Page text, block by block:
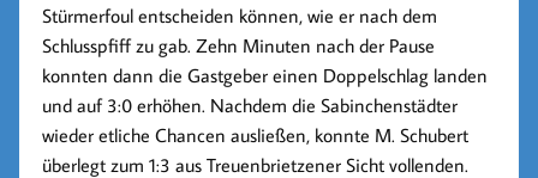
Stürmerfoul entscheiden können, wie er nach dem
Schlusspfiff zu gab. Zehn Minuten nach der Pause
konnten dann die Gastgeber einen Doppelschlag landen
und auf 3:0 erhöhen. Nachdem die Sabinchenstädter
wieder etliche Chancen ausließen, konnte M. Schubert
überlegt zum1:3 aus Treuenbrietzener Sicht vollenden.